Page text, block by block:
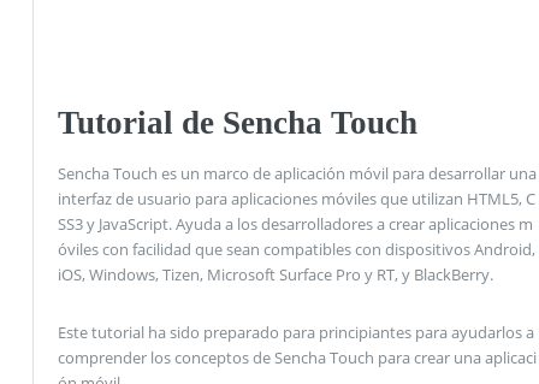
Tutorial de Sencha Touch
Sencha Touch es un marco de aplicación móvil para desarrollar una
interfaz de usuario para aplicaciones móviles que utilizan HTML5, C
SS3 y JavaScript. Ayuda a los desarrolladores a crear aplicaciones m
óviles con facilidad que sean compatibles con dispositivos Android,
iOS, Windows, Tizen, Microsoft Surface Pro y RT, y BlackBerry.
Este tutorial ha sido preparado para principiantes para ayudarlos a
comprender los conceptos de Sencha Touch para crear una aplicaci